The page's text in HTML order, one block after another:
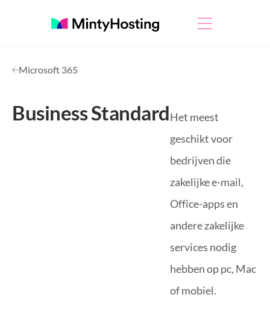
Microsoft 365
Business StandardHet meest
geschikt voor
bedrijven die
zakelijke e-mail,
Office-apps en
andere zakelijke
services nodig
hebben op pc, Mac
of mobiel.